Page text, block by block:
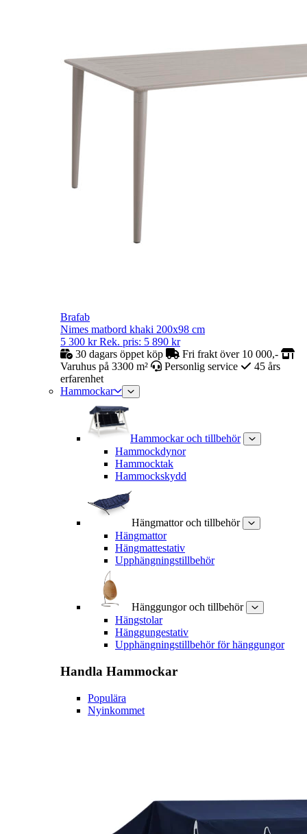
Brafab
Nimes matbord khaki 200x98 cm
5 300 kr Rek. pris: 5 890 kr
30 dagars öppet köp
Fri frakt över 10 000,-
Varuhus på 3300 m²
Personlig service
45 års
erfarenhet
Hammockar
Hammockar och tillbehör
Hammockdynor
Hammocktak
Hammockskydd
Hängmattor och tillbehör
Hängmattor
Hängmattestativ
Upphängningstillbehör
Hänggungor och tillbehör
Hängstolar
Hänggungestativ
Upphängningstillbehör för hänggungor
Handla Hammockar
Populära
Nyinkommet